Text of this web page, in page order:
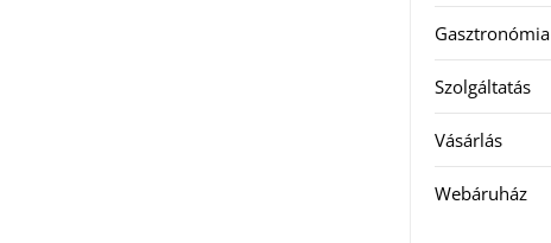
Gasztronómia
Szolgáltatás
Vásárlás
Webáruház